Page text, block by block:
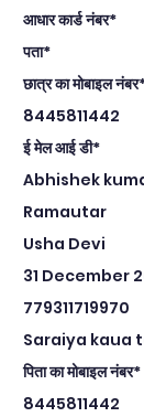
आधार कार्ड नंबर*
पता*
छात्र का मोबाइल
8445811442
ई मेल आई डी*
Abhishek
Ramautar
Usha Devi
31 December
779311719970
Saraiya kaua
पिता का मोबाइल नंबर*
8445811442